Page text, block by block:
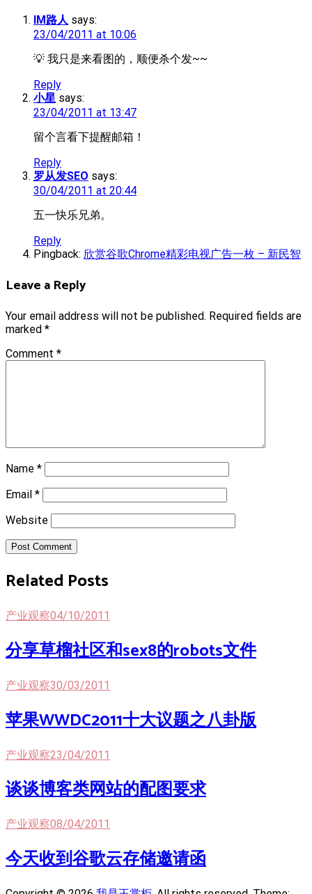
IM路人 says:
23/04/2011 at 10:06
💡 我只是来看图的，顺便杀个发~~
Reply
小星 says:
23/04/2011 at 13:47
留个言看下提醒邮箱！
Reply
罗从发SEO says:
30/04/2011 at 20:44
五一快乐兄弟。
Reply
Pingback: 欣赏谷歌Chrome精彩电视广告一枚 – 新民智
Leave a Reply
Your email address will not be published. Required fields are
marked *
Comment *
Name *
Email *
Website
Post Comment
Related Posts
产业观察04/10/2011
分享草榴社区和sex8的robots文件
产业观察30/03/2011
苹果WWDC2011十大议题之八卦版
产业观察23/04/2011
谈谈博客类网站的配图要求
产业观察08/04/2011
今天收到谷歌云存储邀请函